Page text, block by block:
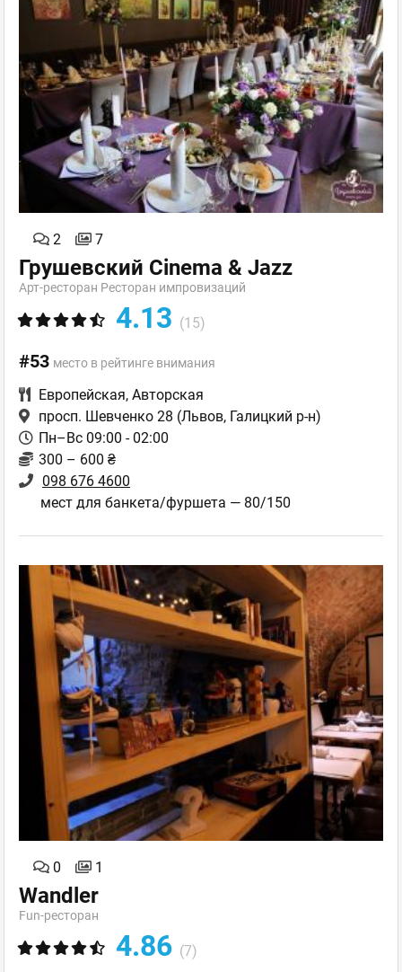
2 7
Грушевский Cinema & Jazz
Арт-ресторан Ресторан импровизаций
4.13 (15)
#53 место в рейтинге внимания
Европейская, Авторская
просп. Шевченко 28 (Львов, Галицкий р-н)
Пн–Вс 09:00 - 02:00
300 – 600 ₴
098 676 4600
мест для банкета/фуршета — 80/150
0 1
Wandler
Fun-ресторан
4.86 (7)